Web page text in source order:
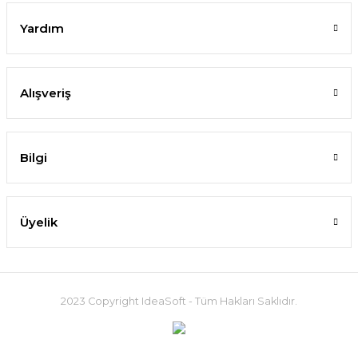
Yardım
Alışveriş
Bilgi
Üyelik
2023 Copyright IdeaSoft - Tüm Hakları Saklıdır.